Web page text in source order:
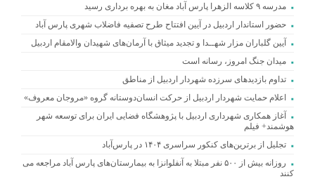
مدرسه ۹ کلاسه الزهرا پارس آباد مغان به بهره برداری رسید
حضور استاندار اردبیل در آیین افتتاح طرح تصفیه فاضلاب شهری پارس آباد
آیین گلباران مزار شهــدا و تجدید میثاق با آرمان‌های شهیدان والامقام اردبیل
میدان جنگ امروز، رسانه است
تداوم بازدیدهای سرزده شهردار اردبیل از مناطق
اعلام حمایت شهردار اردبیل از حرکت انسان‌دوستانه گروه «مروجان معروف»
آغاز همکاری شهرداری اردبیل با پژوهشگاه فضایی ایران برای توسعه شهر
هوشمند+ فیلم
تجلیل از برترین‌های کنکور سراسری ۱۴۰۴ در پارس‌آباد
روزانه بیش از ۵۰۰ نفر مبتلا به آنفلوانزا به بیمارستان‌های پارس آباد مراجعه می
کنند